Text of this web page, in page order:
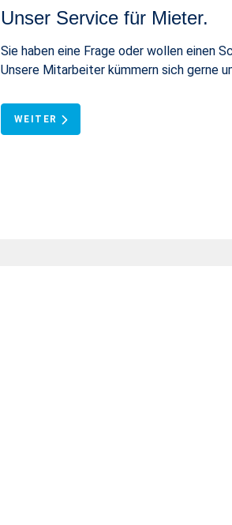
Unser Service für Mieter.
Sie haben eine Frage oder wollen einen
Unsere Mitarbeiter kümmern sich gerne
WEITER